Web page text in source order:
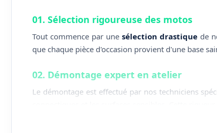
01. Sélection rigoureuse des motos
Tout commence par unesélection drastique de
que chaque pièce d'occasion provient d'une base
02. Démontage expert en atelier
Le démontage est effectué par nos techniciens